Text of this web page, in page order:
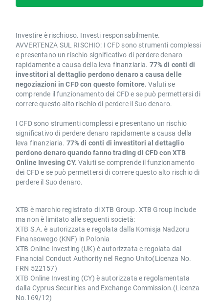
Investire è rischioso. Investi responsabilmente.
AVVERTENZA SUL RISCHIO: I CFD sono strumenti complessi
e presentano un rischio significativo di perdere denaro
rapidamente a causa della leva finanziaria. 77% di conti di
investitori al dettaglio perdono denaro a causa delle
negoziazioni in CFD con questo fornitore. Valuti se
comprende il funzionamento dei CFD e se può permettersi di
correre questo alto rischio di perdere il Suo denaro.
I CFD sono strumenti complessi e presentano un rischio
significativo di perdere denaro rapidamente a causa della
leva finanziaria. 77% di conti di investitori al dettaglio
perdono denaro quando fanno trading di CFD con XTB
Online Invesing CY. Valuti se comprende il funzionamento
dei CFD e se può permettersi di correre questo alto rischio di
perdere il Suo denaro.
XTB è marchio registrato di XTB Group. XTB Group include
ma non è limitato alle seguenti società:
XTB S.A. è autorizzata e regolata dalla Komisja Nadzoru
Finansowego (KNF) in Polonia
XTB Online Investing (UK) è autorizzata e regolata dal
Financial Conduct Authority nel Regno Unito(Licenza No.
FRN 522157)
XTB Online Investing (CY) è autorizzata e regolamentata
dalla Cyprus Securities and Exchange Commission.(Licenza
No.169/12)